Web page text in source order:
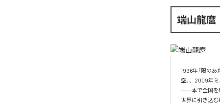
端山龍麿
1996年「陽の
空」、2009年ミ
ー一本で全国
世界に引き込